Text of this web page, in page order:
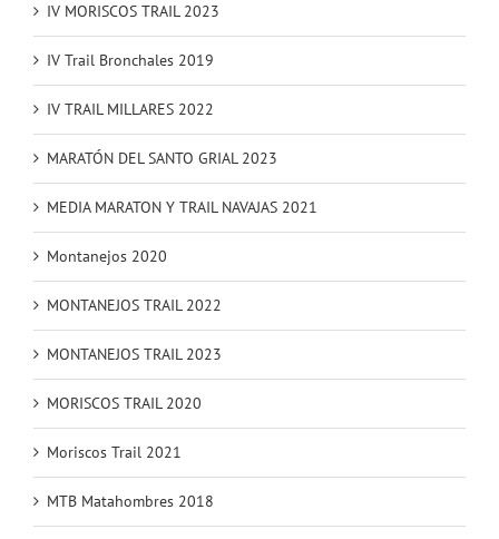
IV MORISCOS TRAIL 2023
IV Trail Bronchales 2019
IV TRAIL MILLARES 2022
MARATÓN DEL SANTO GRIAL 2023
MEDIA MARATON Y TRAIL NAVAJAS 2021
Montanejos 2020
MONTANEJOS TRAIL 2022
MONTANEJOS TRAIL 2023
MORISCOS TRAIL 2020
Moriscos Trail 2021
MTB Matahombres 2018